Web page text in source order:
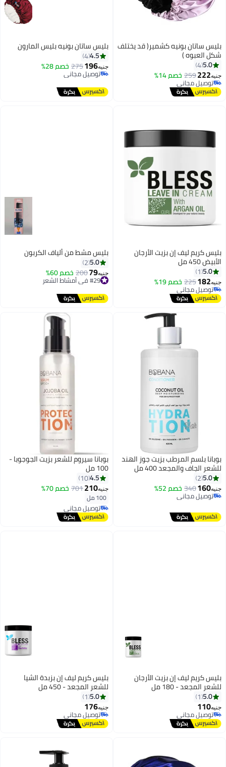
بليس ساتان بونيه كشمير( قد يختلف
شكل العبوه )
5.0
4
جنيه222
259 خصم 14%توصيل مجاني
بتخلّص بسرعة
توصيل مجاني
بليس ساتان بونيه بليس المارون
4.5
4
جنيه196
275 خصم 28%توصيل مجاني
تم بيع +20 مؤخرًا
توصيل مجاني
بليس كريم ليف إن بزيت الأرجان
الأبيض 450 مل
5.0
1
جنيه182
225 خصم 19%
توصيل مجاني
توصيل مجاني
بليس مشط من ألياف الكربون
5.0
2
جنيه79
200 خصم 60% #29 في أمشاط الشعر
توصيل مجاني
#29 في أمشاط الشعر
بوبانا بلسم المرطب بزيت جوز الهند
للشعر الجاف والمجعد 400 مل
5.0
2
جنيه160
340 خصم 52%
توصيل مجاني
توصيل مجاني
بوبانا سيروم للشعر بزيت الجوجوبا -
100 مل
4.5
10
جنيه210
701 خصم 70%
100 مل
توصيل مجاني
توصيل مجاني
بليس كريم ليف إن بزيت الأرجان
للشعر المجعد - 180 مل
5.0
1
جنيه110
توصيل مجاني
توصيل مجاني
بليس كريم ليف إن بزبدة الشيا
للشعر المجعد - 450 مل
5.0
1
جنيه176
توصيل مجاني
توصيل مجاني